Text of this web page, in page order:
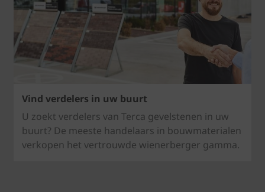
Vind verdelers in uw buurt
U zoekt verdelers van Terca gevelstenen in uw
buurt? De meeste handelaars in bouwmaterialen
verkopen het vertrouwde wienerberger gamma.